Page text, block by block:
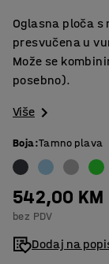
Oglasna ploča
presvučena u
Može se
posebno).
Više
Boja:Tamno plava
542,00 KM
bez PDV
Dodaj na